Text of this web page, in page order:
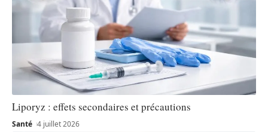
Liporyz : effets secondaires et précautions
Santé 4 juillet 2026